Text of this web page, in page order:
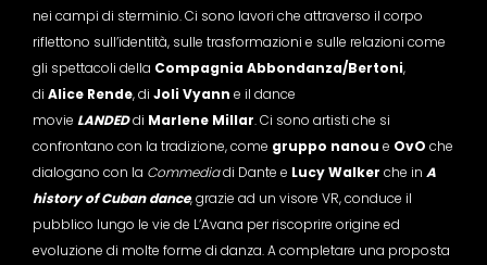
nei campi di sterminio. Ci sono lavori che attraverso il corpo
riflettono sull’identità, sulle trasformazioni e sulle relazioni come
gli spettacoli della Compagnia Abbondanza/Bertoni,
di Alice Rende, di Joli Vyann e il dance
movie LANDEDdi Marlene Millar. Ci sono artisti che si
confrontano con la tradizione, come gruppo nanou e OvO che
dialogano con la Commediadi Dante e Lucy Walker che in A
history of Cuban dance, grazie ad un visore VR, conduce il
pubblico lungo le vie de L’Avana per riscoprire origine ed
evoluzione di molte forme di danza. A completare una proposta